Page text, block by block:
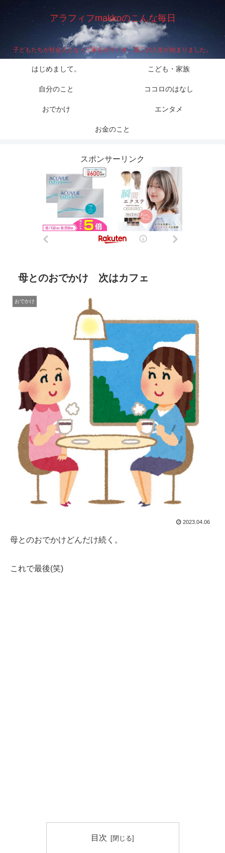
アラフィフmakkoのこんな毎日
子どもたちが社会人となって家を出ていき、第二の人生が始まりました。
はじめまして。 こども・家族
自分のこと ココロのはなし
おでかけ エンタメ
お金のこと
スポンサーリンク
母とのおでかけ 次はカフェ
おでかけ
2023.04.06
母とのおでかけどんだけ続く。
これで最後(笑)
目次